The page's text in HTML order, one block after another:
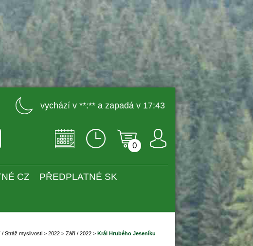
vychází v **:** a zapadá v 17:43
0
CZ PŘEDPLATNÉ SK
/ Stráž myslivosti > 2022 > Září / 2022 > Král Hrubého Jeseníku